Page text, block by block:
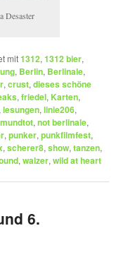
Desaster
mit1312,1312 bier,
, Berlin, Berlinale,
,crust,dieses schöne
,friedel, Karten,
,lesungen,linie206,
mundtot,not berlinale,
,punker,punkfilmfest,
,scherer8,show,tanzen,
,walzer,wild at heart
6.